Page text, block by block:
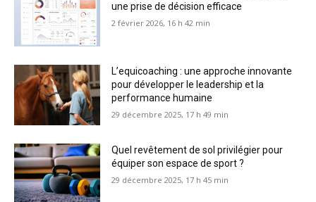
une prise de décision efficace
2 février 2026, 16 h 42 min
L’equicoaching : une approche innovante
pour développer le leadership et la
performance humaine
29 décembre 2025, 17 h 49 min
Quel revêtement de sol privilégier pour
équiper son espace de sport ?
29 décembre 2025, 17 h 45 min